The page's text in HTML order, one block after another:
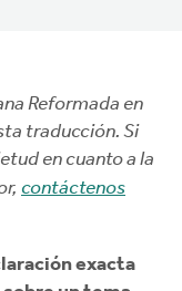
Reformada en
traducción. Si
en cuanto a la
contáctenos
exacta